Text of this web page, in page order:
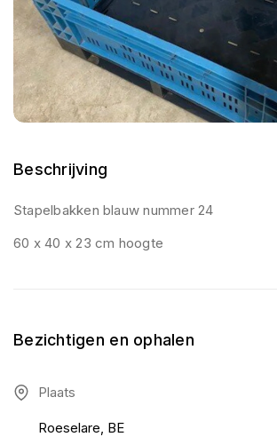
Beschrijving
Stapelbakken blauw nummer 24
60 x 40 x 23 cm hoogte
Bezichtigen en ophalen
Plaats
Roeselare, BE